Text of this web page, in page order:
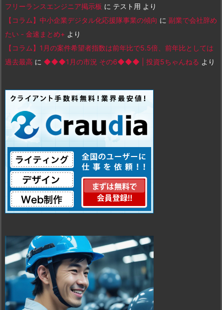
フリーランスエンジニア掲示板 に テスト用 より
【コラム】中小企業デジタル化応援隊事業の傾向 に 副業で会社辞め
たい - 金速まとめ+ より
【コラム】1月の案件希望者指数は前年比で5.5倍、前年比としては
過去最高 に ◆◆◆1月の市況 その6◆◆◆ | 投資5ちゃんねる より